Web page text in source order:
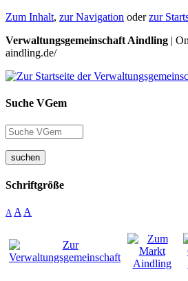
Zum Inhalt, zur Navigation oderzur
Verwaltungsgemeinschaft Aindling |
aindling.de/
Suche VGem
suchen
Schriftgröße
A A A